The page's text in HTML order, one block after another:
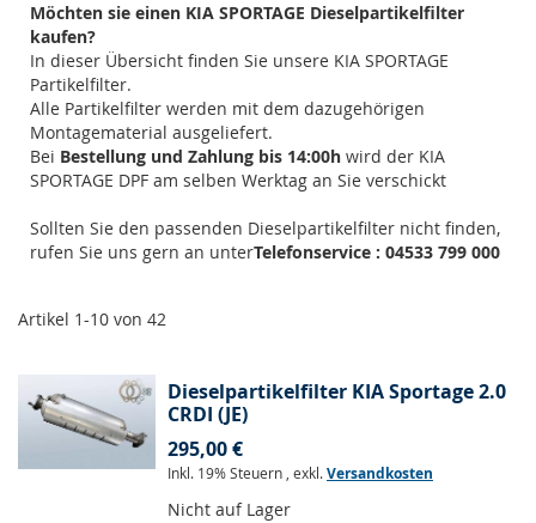
Möchten sie einen KIA SPORTAGE Dieselpartikelfilter
kaufen?
In dieser Übersicht finden Sie unsere KIA SPORTAGE
Partikelfilter.
Alle Partikelfilter werden mit dem dazugehörigen
Montagematerial ausgeliefert.
Bei Bestellung und Zahlung bis 14:00h wird der KIA
SPORTAGE DPF am selben Werktag an Sie verschickt
Sollten Sie den passenden Dieselpartikelfilter nicht finden,
rufen Sie uns gern an unterTelefonservice : 04533 799 000
Artikel 1-10 von 42
Dieselpartikelfilter KIA Sportage 2.0
CRDI (JE)
295,00 €
Inkl. 19% Steuern , exkl.Versandkosten
Nicht auf Lager